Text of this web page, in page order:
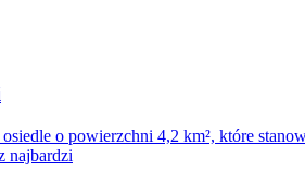
o powierzchni 4,2 km², które
najbardzi